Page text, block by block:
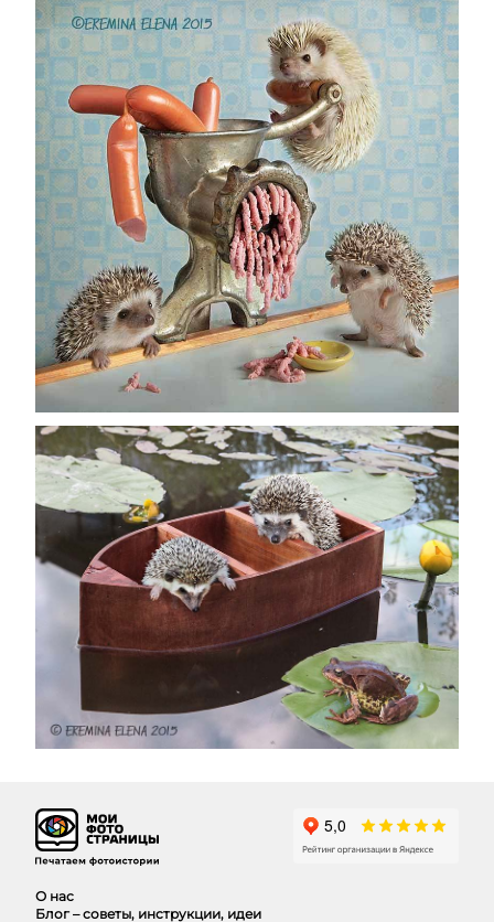
О нас
Блог – советы, инструкции, идеи